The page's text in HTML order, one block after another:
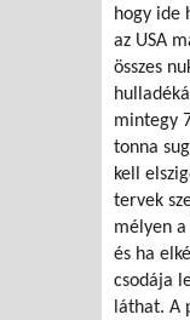
hogy ide
az USA
összes
mintegy
tonna
kell
tervek
mélyen
és ha
csodája
láthat. A